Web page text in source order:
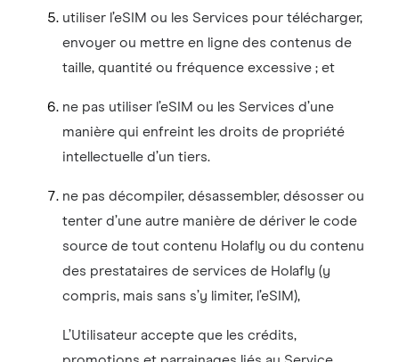
utiliser l’eSIM ou les Services pour télécharger,
envoyer ou mettre en ligne des contenus de
taille, quantité ou fréquence excessive ; et
ne pas utiliser l’eSIM ou les Services d’une
manière qui enfreint les droits de propriété
intellectuelle d’un tiers.
ne pas décompiler, désassembler, désosser ou
tenter d’une autre manière de dériver le code
source de tout contenu Holafly ou du contenu
des prestataires de services de Holafly (y
compris, mais sans s’y limiter, l’eSIM),
L’Utilisateur accepte que les crédits,